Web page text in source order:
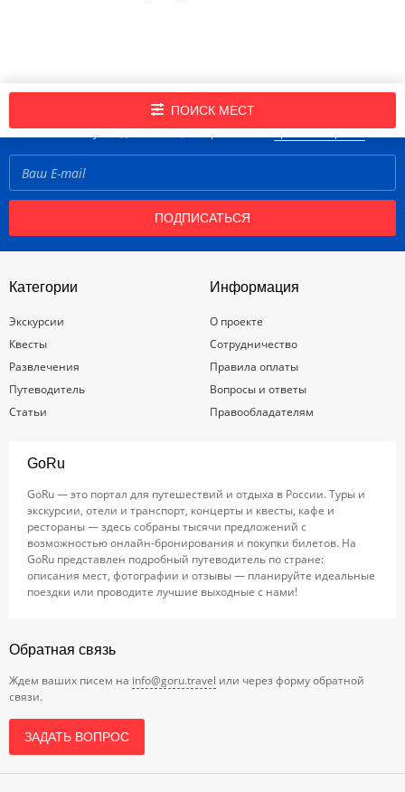
ПОИСК МЕСТ
Подпишись на нашу рассылку новостей!
Нажимая кнопку «Подписаться», вы принимаетеправила портала
ПОДПИСАТЬСЯ
Категории
Экскурсии
Квесты
Развлечения
Путеводитель
Статьи
Информация
О проекте
Сотрудничество
Правила оплаты
Вопросы и ответы
Правообладателям
GoRu
GoRu — это портал для путешествий и отдыха в России. Туры и
экскурсии, отели и транспорт, концерты и квесты, кафе и
рестораны — здесь собраны тысячи предложений с
возможностью онлайн-бронирования и покупки билетов. На
GoRu представлен подробный путеводитель по стране:
описания мест, фотографии и отзывы — планируйте идеальные
поездки или проводите лучшие выходные с нами!
Обратная связь
Ждем ваших писем на info@goru.travel или через форму обратной
связи.
ЗАДАТЬ ВОПРОС